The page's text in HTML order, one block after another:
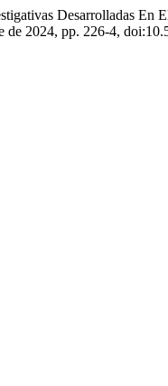
Desarrolladas En
de 2024, pp. 226-4,